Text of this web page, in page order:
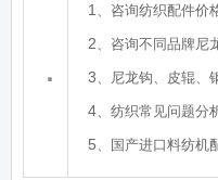
1、咨询纺织配件价
2、咨询不同品牌尼
3、尼龙钩、皮辊、
4、纺织常见问题分
5、国产进口料纺机